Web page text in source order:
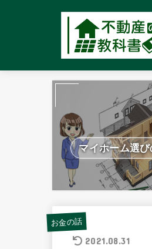
マイホーム選
お金の話
2021.08.31